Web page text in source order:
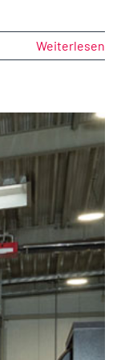
Weiterlesen